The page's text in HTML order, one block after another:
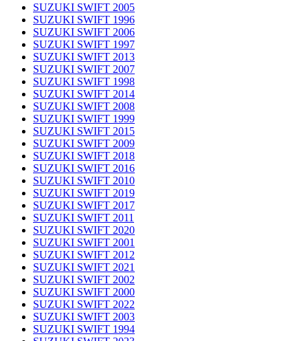
SUZUKI SWIFT 2005
SUZUKI SWIFT 1996
SUZUKI SWIFT 2006
SUZUKI SWIFT 1997
SUZUKI SWIFT 2013
SUZUKI SWIFT 2007
SUZUKI SWIFT 1998
SUZUKI SWIFT 2014
SUZUKI SWIFT 2008
SUZUKI SWIFT 1999
SUZUKI SWIFT 2015
SUZUKI SWIFT 2009
SUZUKI SWIFT 2018
SUZUKI SWIFT 2016
SUZUKI SWIFT 2010
SUZUKI SWIFT 2019
SUZUKI SWIFT 2017
SUZUKI SWIFT 2011
SUZUKI SWIFT 2020
SUZUKI SWIFT 2001
SUZUKI SWIFT 2012
SUZUKI SWIFT 2021
SUZUKI SWIFT 2002
SUZUKI SWIFT 2000
SUZUKI SWIFT 2022
SUZUKI SWIFT 2003
SUZUKI SWIFT 1994